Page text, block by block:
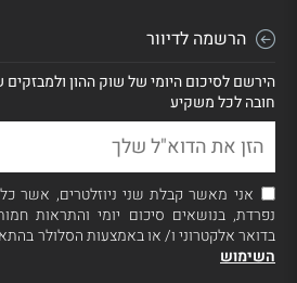
הרשמה לדיוור
הירשם לסיכום היומי של שוק ההון ולמבזקים
חובה לכל משקיע
אני מאשר קבלת שני ניוזלטרים, אשר
נפרדת, בנושאים סיכום יומי והתראות
בדואר אלקטרוני ו/ או באמצעות הסלולר
השימוש